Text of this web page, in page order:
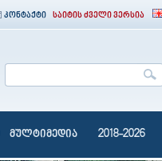
კონტაქტი საიტის ძველი ვერსია
მულტიმედია 2018-2026